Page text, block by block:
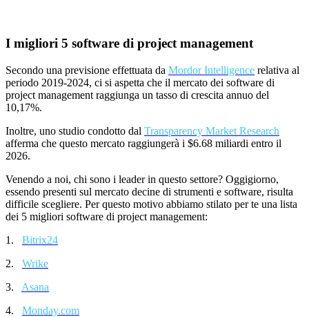
I migliori 5 software di project management
Secondo una previsione effettuata da Mordor Intelligence relativa al
periodo 2019-2024, ci si aspetta che il mercato dei software di
project management raggiunga un tasso di crescita annuo del
10,17%.
Inoltre, uno studio condotto dal Transparency Market Research
afferma che questo mercato raggiungerà i $6.68 miliardi entro il
2026.
Venendo a noi, chi sono i leader in questo settore? Oggigiorno,
essendo presenti sul mercato decine di strumenti e software, risulta
difficile scegliere. Per questo motivo abbiamo stilato per te una lista
dei 5 migliori software di project management:
1. Bitrix24
2. Wrike
3. Asana
4. Monday.com